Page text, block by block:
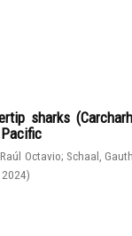
sharks
Octavio; Schaal,
2024)